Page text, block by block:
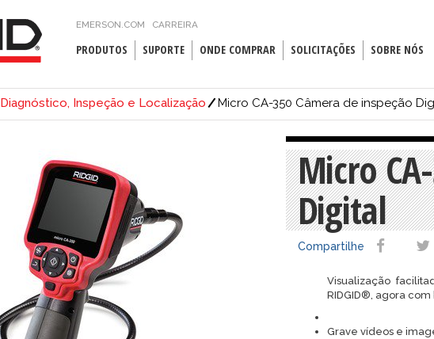
EMERSON.COM CARREIRA
PRODUTOS SUPORTE ONDE COMPRAR SOLICITAÇÕES SOBRE NÓS
Diagnóstico, Inspeção e Localização Micro CA-350 Câmera de inspeção
Micro
Digital
Compartilhe
Visualização
RIDGID®, agora
Grave vídeos e